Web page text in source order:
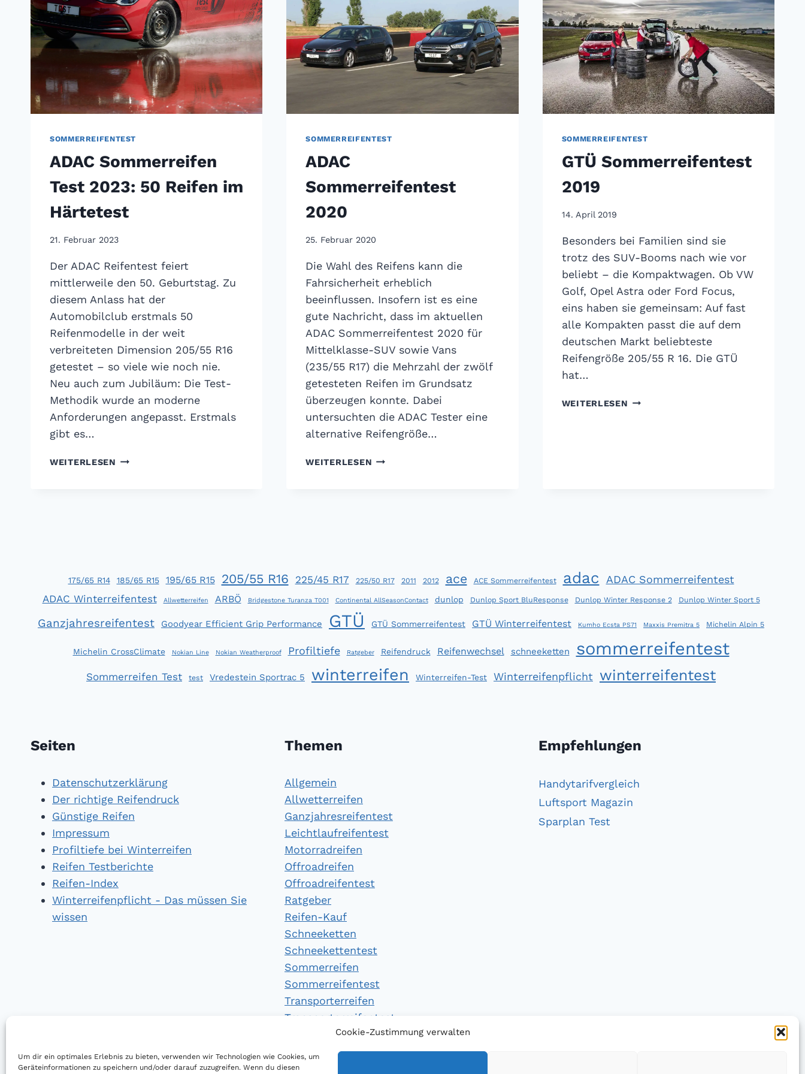
Cookie-Zustimmung verwalten
Um dir ein optimales Erlebnis zu bieten, verwenden wir Technologien wie Cookies, um
Geräteinformationen zu speichern und/oder darauf zuzugreifen. Wenn du diesen
SOMMERREIFENTEST
ADAC Sommerreifen
Test 2023: 50 Reifen im
Härtetest
21. Februar 2023
Der ADAC Reifentest feiert
mittlerweile den 50. Geburtstag. Zu
diesem Anlass hat der
Automobilclub erstmals 50
Reifenmodelle in der weit
verbreiteten Dimension 205/55 R16
getestet – so viele wie noch nie.
Neu auch zum Jubiläum: Die Test-
Methodik wurde an moderne
Anforderungen angepasst. Erstmals
gibt es…
WEITERLESEN ADAC
SOMMERREIFENTEST
ADAC
Sommerreifentest
2020
25. Februar 2020
Die Wahl des Reifens kann die
Fahrsicherheit erheblich
beeinflussen. Insofern ist es eine
gute Nachricht, dass im aktuellen
ADAC Sommerreifentest 2020 für
Mittelklasse-SUV sowie Vans
(235/55 R17) die Mehrzahl der zwölf
getesteten Reifen im Grundsatz
überzeugen konnte. Dabei
untersuchten die ADAC Tester eine
alternative Reifengröße…
WEITERLESEN ADAC
SOMMERREIFENTEST
GTÜ Sommerreifentest
2019
14. April 2019
Besonders bei Familien sind sie
trotz des SUV-Booms nach wie vor
beliebt – die Kompaktwagen. Ob VW
Golf, Opel Astra oder Ford Focus,
eins haben sie gemeinsam: Auf fast
alle Kompakten passt die auf dem
deutschen Markt beliebteste
Reifengröße 205/55 R 16. Die GTÜ
hat…
WEITERLESEN GTÜ
175/65 R14 185/65 R15 195/65 R15 205/55 R16 225/45 R17 225/50 R17 2011 2012 ace ACE Sommerreifentest adac ADAC Sommerreifentest
ADAC Winterreifentest Allwetterreifen ARBÖ Bridgestone Turanza T001 Continental AllSeasonContact dunlop Dunlop Sport BluResponse Dunlop Winter Response 2 Dunlop Winter Sport 5
Ganzjahresreifentest Goodyear Efficient Grip Performance GTÜ GTÜ Sommerreifentest GTÜ Winterreifentest Kumho Ecsta PS71 Maxxis Premitra 5 Michelin Alpin 5
Michelin CrossClimate Nokian Line Nokian Weatherproof Profiltiefe Ratgeber Reifendruck Reifenwechsel schneeketten sommerreifentest
Sommerreifen Test test Vredestein Sportrac 5 winterreifen Winterreifen-Test Winterreifenpflicht winterreifentest
Seiten
Datenschutzerklärung
Der richtige Reifendruck
Günstige Reifen
Impressum
Profiltiefe bei Winterreifen
Reifen Testberichte
Reifen-Index
Winterreifenpflicht - Das müssen Sie
wissen
Themen
Allgemein
Allwetterreifen
Ganzjahresreifentest
Leichtlaufreifentest
Motorradreifen
Offroadreifen
Offroadreifentest
Ratgeber
Reifen-Kauf
Schneeketten
Schneekettentest
Sommerreifen
Sommerreifentest
Transporterreifen
Transporterreifentest
Winterreifen
Winterreifentest
Empfehlungen
Handytarifvergleich
Luftsport Magazin
Sparplan Test